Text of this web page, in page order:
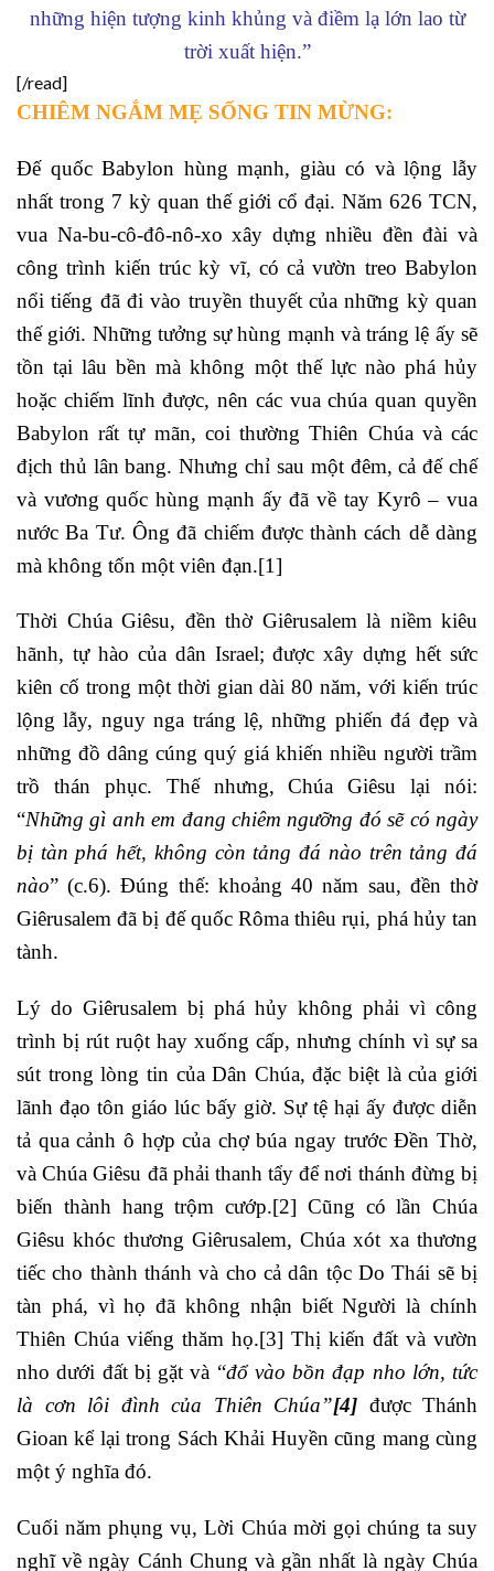
những hiện tượng kinh khủng và điềm lạ lớn lao từ
trời xuất hiện.”
[/read]
CHIÊM NGẮM MẸ SỐNG TIN MỪNG:
Đế quốc Babylon hùng mạnh, giàu có và lộng lẫy
nhất trong 7 kỳ quan thế giới cổ đại. Năm 626 TCN,
vua Na-bu-cô-đô-nô-xo xây dựng nhiều đền đài và
công trình kiến trúc kỳ vĩ, có cả vườn treo Babylon
nổi tiếng đã đi vào truyền thuyết của những kỳ quan
thế giới. Những tưởng sự hùng mạnh và tráng lệ ấy sẽ
tồn tại lâu bền mà không một thế lực nào phá hủy
hoặc chiếm lĩnh được, nên các vua chúa quan quyền
Babylon rất tự mãn, coi thường Thiên Chúa và các
địch thủ lân bang. Nhưng chỉ sau một đêm, cả đế chế
và vương quốc hùng mạnh ấy đã về tay Kyrô – vua
nước Ba Tư. Ông đã chiếm được thành cách dễ dàng
mà không tốn một viên đạn.[1]
Thời Chúa Giêsu, đền thờ Giêrusalem là niềm kiêu
hãnh, tự hào của dân Israel; được xây dựng hết sức
kiên cố trong một thời gian dài 80 năm, với kiến trúc
lộng lẫy, nguy nga tráng lệ, những phiến đá đẹp và
những đồ dâng cúng quý giá khiến nhiều người trầm
trồ thán phục. Thế nhưng, Chúa Giêsu lại nói:
“Những gì anh em đang chiêm ngưỡng đó sẽ có ngày
bị tàn phá hết, không còn tảng đá nào trên tảng đá
nào” (c.6). Đúng thế: khoảng 40 năm sau, đền thờ
Giêrusalem đã bị đế quốc Rôma thiêu rụi, phá hủy tan
tành.
Lý do Giêrusalem bị phá hủy không phải vì công
trình bị rút ruột hay xuống cấp, nhưng chính vì sự sa
sút trong lòng tin của Dân Chúa, đặc biệt là của giới
lãnh đạo tôn giáo lúc bấy giờ. Sự tệ hại ấy được diễn
tả qua cảnh ô hợp của chợ búa ngay trước Đền Thờ,
và Chúa Giêsu đã phải thanh tẩy để nơi thánh đừng bị
biến thành hang trộm cướp.[2] Cũng có lần Chúa
Giêsu khóc thương Giêrusalem, Chúa xót xa thương
tiếc cho thành thánh và cho cả dân tộc Do Thái sẽ bị
tàn phá, vì họ đã không nhận biết Người là chính
Thiên Chúa viếng thăm họ.[3] Thị kiến đất và vườn
nho dưới đất bị gặt và “đổ vào bồn đạp nho lớn, tức
là cơn lôi đình của Thiên Chúa”[4] được Thánh
Gioan kể lại trong Sách Khải Huyền cũng mang cùng
một ý nghĩa đó.
Cuối năm phụng vụ, Lời Chúa mời gọi chúng ta suy
nghĩ về ngày Cánh Chung và gần nhất là ngày Chúa